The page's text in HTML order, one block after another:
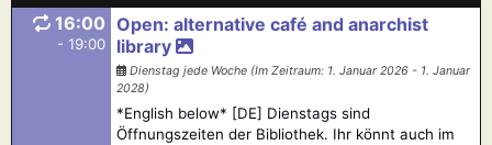
16:00
- 19:00
Open: alternative café and anarchist
library
Dienstag jede Woche (Im Zeitraum: 1. Januar 2026 - 1. Januar
2028)
*English below* [DE] Dienstags sind
Öffnungszeiten der Bibliothek. Ihr könnt auch im